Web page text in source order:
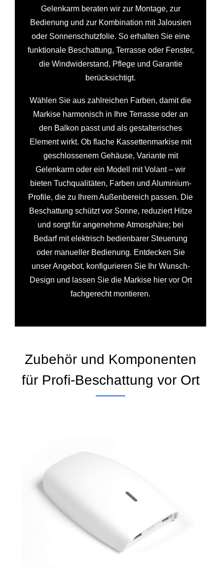
Gelenkarm beraten wir zur Montage, zur
Bedienung und zur Kombination mit Jalousien
oder Sonnenschutzfolie. So erhalten Sie eine
funktionale Beschattung, Terrasse oder Fenster,
die Windwiderstand, Pflege und Garantie
berücksichtigt.
Wählen Sie aus zahlreichen Farben, damit die
Markise harmonisch in Ihre Terrasse oder an
den Balkon passt und als gestalterisches
Element wirkt. Ob flache Kassettenmarkise mit
geschlossenem Gehäuse, Variante mit
Gelenkarm oder ein Modell mit Volant – wir
bieten Tuchqualitäten, Farben und Aluminium-
Profile, die zu Ihrem Außenbereich passen. Die
Beschattung schützt vor Sonne, reduziert Hitze
und sorgt für angenehme Atmosphäre; bei
Bedarf mit elektrisch bedienbarer Steuerung
oder manueller Bedienung. Entdecken Sie
unser Angebot, konfigurieren Sie Ihr Wunsch-
Design und lassen Sie die Markise hier vor Ort
fachgerecht montieren.
Zubehör und Komponenten
für Profi-Beschattung vor Ort